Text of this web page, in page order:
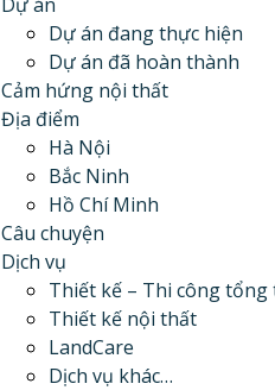
Dự án đang thực hiện
Dự án đã hoàn thành
Cảm hứng nội thất
Địa điểm
Hà Nội
Bắc Ninh
Hồ Chí Minh
Câu chuyện
Dịch vụ
Thiết kế – Thi công tổng
Thiết kế nội thất
LandCare
Dịch vụ khác…